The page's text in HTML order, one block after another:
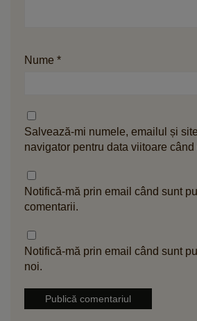
Nume *
Salvează-mi numele, emailul și
navigator pentru data viitoare când
Notifică-mă prin email când sunt
comentarii.
Notifică-mă prin email când sunt
noi.